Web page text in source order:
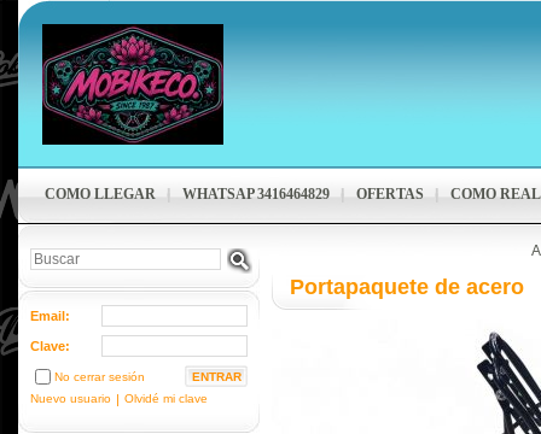
COMO LLEGAR WHATSAP 3416464829 OFERTAS COMO
Email:
Clave:
No cerrar sesión
Nuevo usuario | Olvidé mi clave
Portapaquete de acero